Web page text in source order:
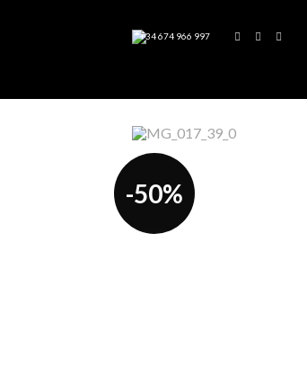
+34 674 966 997
-50%